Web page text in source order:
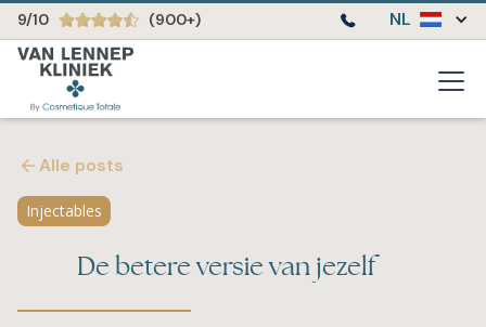
9/10 (900+) NL
Alle posts
Injectables
De betere versie van jezelf